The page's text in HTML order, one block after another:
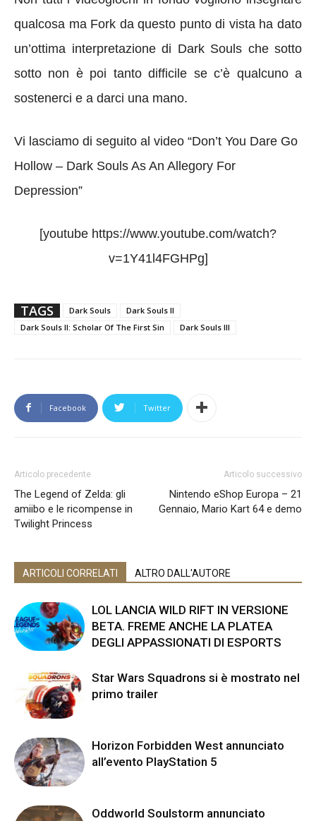
qualcosa ma Fork da questo punto di vista ha dato
un’ottima interpretazione di Dark Souls che sotto
sotto non è poi tanto difficile se c’è qualcuno a
sostenerci e a darci una mano.
Vi lasciamo di seguito al video “Don’t You Dare Go
Hollow – Dark Souls As An Allegory For
Depression”
[youtube https://www.youtube.com/watch?
v=1Y41l4FGHPg]
TAGS Dark Souls
Dark Souls II
Dark Souls II: Scholar Of The First Sin
Dark Souls III
Facebook Twitter
Articolo precedente
The Legend of Zelda: gli
amiibo e le ricompense in
Twilight Princess
Articolo successivo
Nintendo eShop Europa – 21
Gennaio, Mario Kart 64 e demo
ARTICOLI CORRELATI ALTRO DALL'AUTORE
LOL LANCIA WILD RIFT IN VERSIONE
BETA. FREME ANCHE LA PLATEA
DEGLI APPASSIONATI DI ESPORTS
Star Wars Squadrons si è mostrato nel
primo trailer
Horizon Forbidden West annunciato
all’evento PlayStation 5
Oddworld Soulstorm annunciato